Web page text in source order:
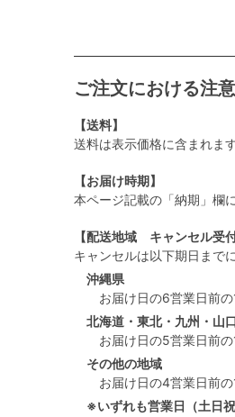
ご注文における注
【送料】
送料は表示価格に含まれま
【お届け時期】
本ページ記載の「納期」欄
【配送地域 キャンセル受付
キャンセルは以下期日まで
沖縄県
お届け日の6営業日前
北海道・東北・九州・山
お届け日の5営業日前
その他の地域
お届け日の4営業日前
※いずれも営業日（土日